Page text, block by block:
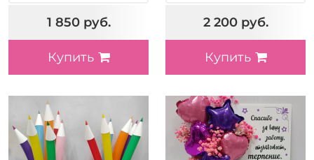
1 850 руб.
Купить
2 200 руб.
Купить